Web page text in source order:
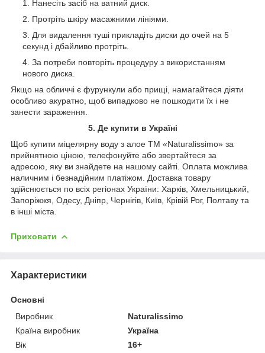
Нанесіть засіб на ватний диск.
Протріть шкіру масажними лініями.
Для видалення туші прикладіть диски до очей на 5
секунд і дбайливо протріть.
За потреби повторіть процедуру з використанням
нового диска.
Якщо на обличчі є фурункули або прищі, намагайтеся діяти
особливо акуратно, щоб випадково не пошкодити їх і не
занести зараження.
5. Де купити в Україні
Щоб купити міцелярну воду з алое ТМ «Naturalissimo» за
прийнятною ціною, телефонуйте або звертайтеся за
адресою, яку ви знайдете на нашому сайті. Оплата можлива
наличним і безнадійним платіжом. Доставка товару
здійснюється по всіх регіонах України: Харків, Хмельницький,
Запоріжжя, Одесу, Дніпр, Чернігів, Київ, Крівій Рог, Полтаву та
в інші міста.
Приховати
Характеристики
Основні
Виробник
Naturalissimo
Країна виробник
Україна
Вік
16+